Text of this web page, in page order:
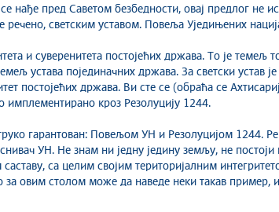
нађе пред Саветом безбедности, овај предлог не
светским уставом. Повеља Уједињених
и суверенитета постојећих држава. То је темељ
устава појединачних држава. За светски устав
постојећих држава. Ви сте се (обраћа се
имплементирано кроз Резолуцију 1244.
гарантован: Повељом УН и Резолуцијом 1244.
УН. Не знам ни једну једину земљу, не
са целим својим територијалним
за овим столом може да наведе неки такав пример,